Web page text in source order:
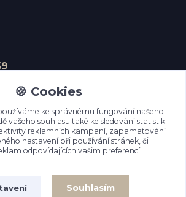
Upravit sběr cookies.
🍪 Cookies
ke správnému fungování našeho
vašeho souhlasu také ke sledování statistik
reklamních kampaní, zapamatování
nastavení při používání stránek, či
odpovídajících vašim preferencí.
Souhlasím